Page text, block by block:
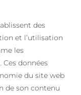
des
et l’utilisation
les
Ces données
du site web
de son contenu